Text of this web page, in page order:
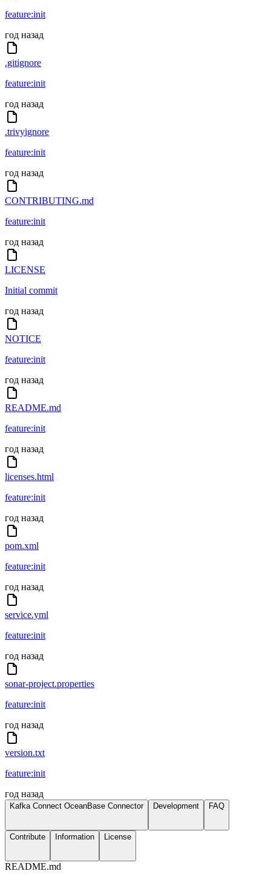
feature:init
год назад
.gitignore
feature:init
год назад
.trivyignore
feature:init
год назад
CONTRIBUTING.md
feature:init
год назад
LICENSE
Initial commit
год назад
NOTICE
feature:init
год назад
README.md
feature:init
год назад
licenses.html
feature:init
год назад
pom.xml
feature:init
год назад
service.yml
feature:init
год назад
sonar-project.properties
feature:init
год назад
version.txt
feature:init
год назад
Kafka Connect OceanBase Connector Development FAQ
Contribute Information License
README.md